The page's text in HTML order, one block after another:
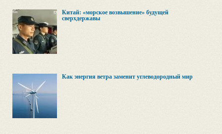
Китай: «морское возвышение» будущей
сверхдержавы
Как энергия ветра заменит углеводородный мир